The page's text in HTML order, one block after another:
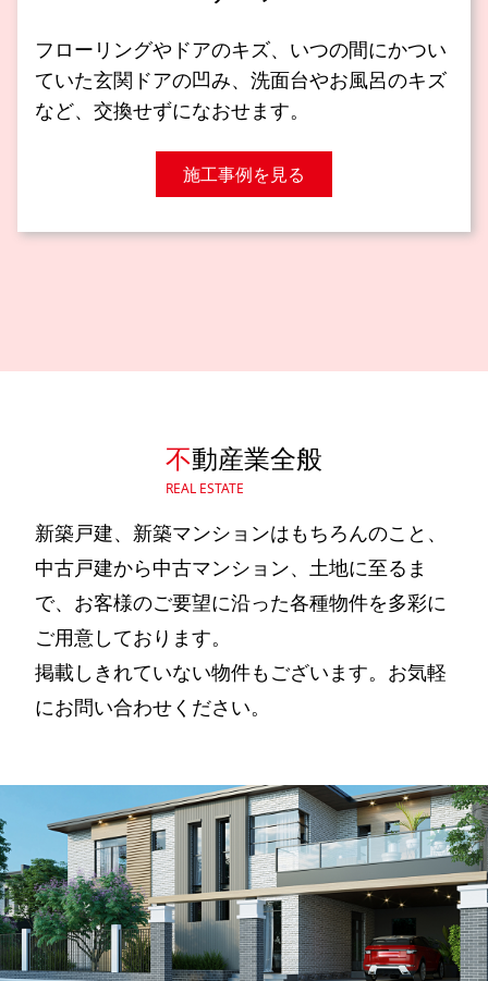
フローリングやドアのキズ、いつの間にかつい
ていた玄関ドアの凹み、洗面台やお風呂のキズ
など、交換せずになおせます。
施工事例を見る
不動産業全般
REAL ESTATE
新築戸建、新築マンションはもちろんのこと、
中古戸建から中古マンション、土地に至るま
で、お客様のご要望に沿った各種物件を多彩に
ご用意しております。
掲載しきれていない物件もございます。お気軽
にお問い合わせください。